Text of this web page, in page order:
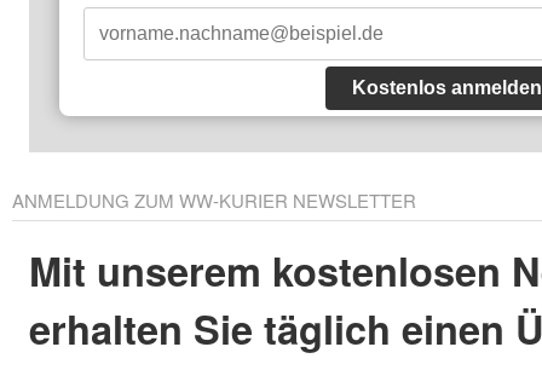
Kostenlos anmelden
ANMELDUNG ZUM WW-KURIER NEWSLETTER
Mit unserem kostenlosen
erhalten Sie täglich einen